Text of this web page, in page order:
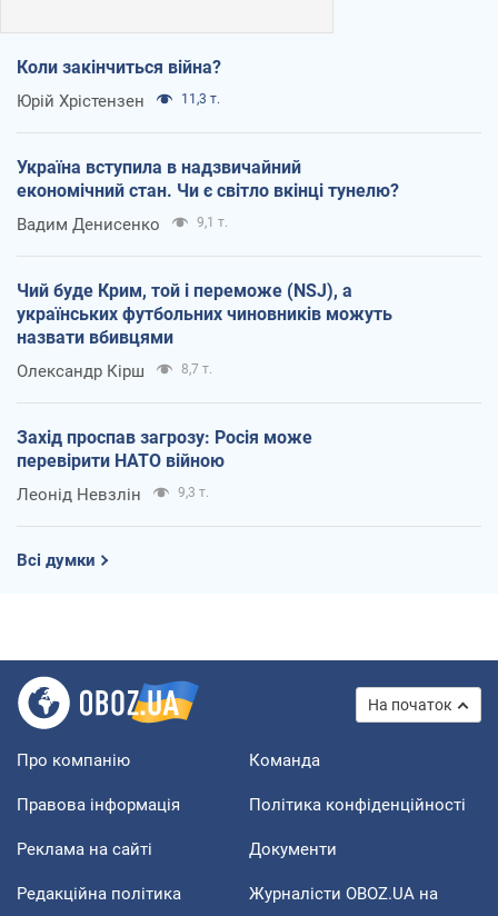
Коли закінчиться війна?
Юрій Хрістензен 11,3 т.
Україна вступила в надзвичайний
економічний стан. Чи є світло вкінці тунелю?
Вадим Денисенко 9,1 т.
Чий буде Крим, той і переможе (NSJ), а
українських футбольних чиновників можуть
назвати вбивцями
Олександр Кірш 8,7 т.
Захід проспав загрозу: Росія може
перевірити НАТО війною
Леонід Невзлін 9,3 т.
Всі думки
На початок
Про компанію Команда
Правова інформація Політика конфіденційності
Реклама на сайті Документи
Редакційна політика
Журналісти OBOZ.UA на